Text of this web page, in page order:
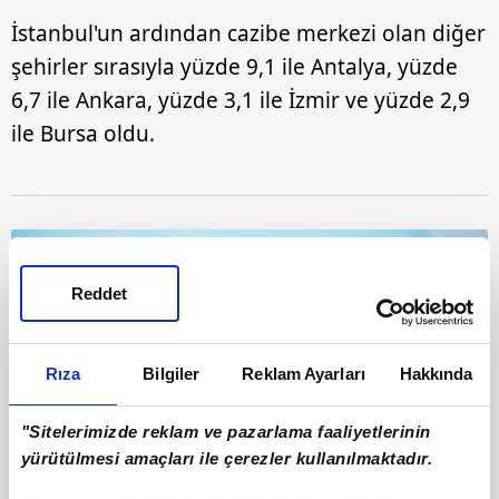
Rıza Bilgiler Reklam Ayarları Hakkında
"Sitelerimizde reklam ve pazarlama faaliyetlerinin
yürütülmesi amaçları ile çerezler kullanılmaktadır.
Reddet
İstanbul'un ardından cazibe merkezi olan diğer
şehirler sırasıyla yüzde 9,1 ile Antalya, yüzde
6,7 ile Ankara, yüzde 3,1 ile İzmir ve yüzde 2,9
ile Bursa oldu.